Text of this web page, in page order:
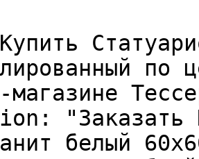
по
магазине
"Заказать
белый